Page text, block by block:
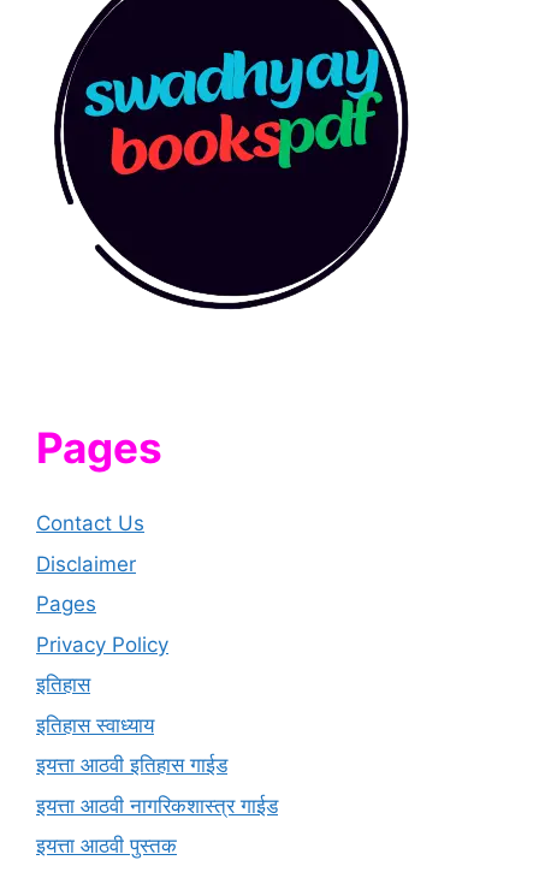
Pages
Contact Us
Disclaimer
Pages
Privacy Policy
इतिहास
इतिहास स्वाध्याय
इयत्ता आठवी इतिहास गाईड
इयत्ता आठवी नागरिकशास्त्र गाईड
इयत्ता आठवी पुस्तक